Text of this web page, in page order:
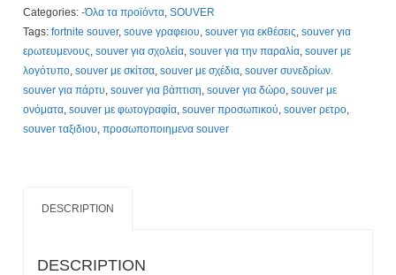
Categories:-Όλα τα προϊόντα ,SOUVER
Tags:fortnite souver,souve γραφειου ,souver για εκθέσεις ,souver για
ερωτευμενους ,souver για σχολεία ,souver για την παραλία ,souver με
λογότυπο ,souver με σκίτσα ,souver με σχέδια ,souver συνεδρίων.
souver για πάρτυ ,souver για βάπτιση ,souver για δώρο ,souver με
ονόματα ,souver με φωτογραφία ,souver προσωπικού ,souver ρετρο
souver ταξιδιου ,προσωποποιημενα souver
DESCRIPTION
DESCRIPTION